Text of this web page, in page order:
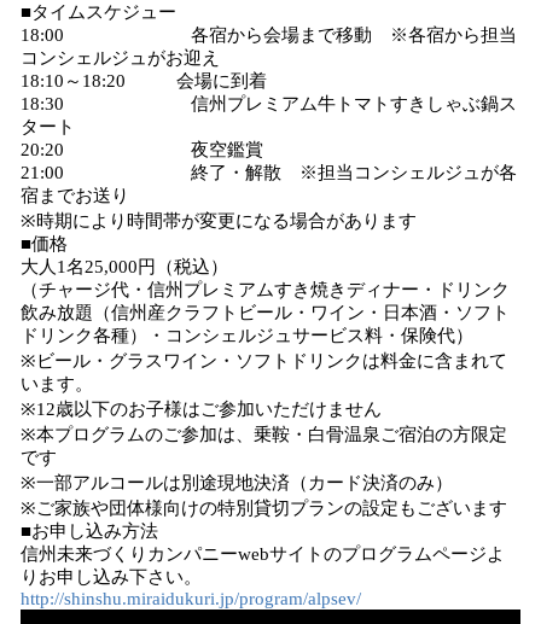
■タイムスケジュー
18:00 各宿から会場まで移動 ※各宿から担当
コンシェルジュがお迎え
18:10～18:20 会場に到着
18:30 信州プレミアム牛トマトすきしゃぶ鍋ス
タート
20:20 夜空鑑賞
21:00 終了・解散 ※担当コンシェルジュが各
宿までお送り
※時期により時間帯が変更になる場合があります
■価格
大人1名25,000円（税込）
（チャージ代・信州プレミアムすき焼きディナー・ドリンク
飲み放題（信州産クラフトビール・ワイン・日本酒・ソフト
ドリンク各種）・コンシェルジュサービス料・保険代）
※ビール・グラスワイン・ソフトドリンクは料金に含まれて
います。
※12歳以下のお子様はご参加いただけません
※本プログラムのご参加は、乗鞍・白骨温泉ご宿泊の方限定
です
※一部アルコールは別途現地決済（カード決済のみ）
※ご家族や団体様向けの特別貸切プランの設定もございます
■お申し込み方法
信州未来づくりカンパニーwebサイトのプログラムページよ
りお申し込み下さい。
http://shinshu.miraidukuri.jp/program/alpsev/